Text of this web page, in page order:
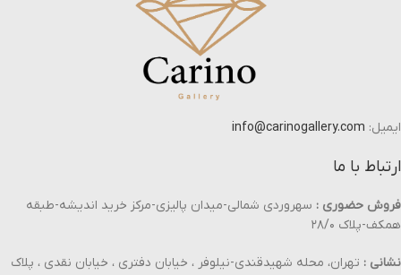
ایمیل: info@carinogallery.com
ارتباط با ما
فروش حضوری : سهروردی شمالی-میدان پالیزی-مرکز خرید اندیشه-طبقه
همکف-پلاک ۲۸/۰
نشانی : تهران، محله شهیدقندی-نیلوفر ، خیابان دفتری ، خیابان نقدی ، پلاک